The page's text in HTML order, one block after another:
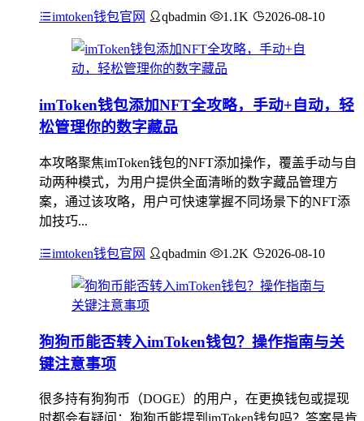
imtoken钱包官网 qbadmin 1.1K 2026-08-10
imToken钱包添加NFT全攻略，手动+自动，轻
松管理你的数字藏品
本攻略聚焦imToken钱包的NFT添加操作，覆盖手动与自
动两种模式，为用户提供全面清晰的数字藏品管理方
案，通过该攻略，用户可快速掌握不同场景下的NFT添
加技巧...
imtoken钱包官网 qbadmin 1.2K 2026-08-10
狗狗币能否转入imToken钱包？操作指南与关
键注意事项
很多持有狗狗币（DOGE）的用户，在更换钱包或提现